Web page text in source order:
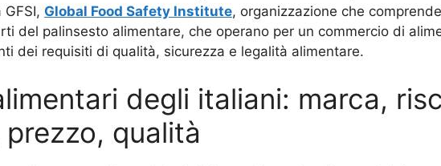
Global Food Safety Institute, organizzazione che
del palinsesto alimentare, che operano per un commercio di
dei requisiti di qualità, sicurezza e legalità alimentare.
degli italiani: marca,
qualità